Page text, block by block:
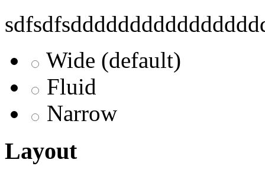
Wide (default)
Fluid
Narrow
Layout